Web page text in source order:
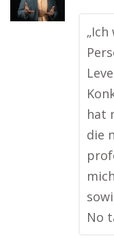
hat
die
No